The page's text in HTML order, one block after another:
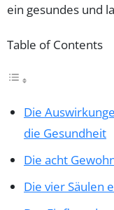
ein gesundes und
Table of Contents
Die
die Gesundheit
Die acht
Die vier Säulen